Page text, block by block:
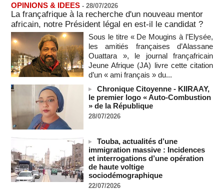
dans la province de Kerman
06/08/2026 -
Cédéao : le PAPS veut renforcer son efficacité opérationnelle
06/08/2026 -
L'armée nigériane obtient une hausse salariale historique
06/08/2026 -
Au Nigeria, plus de 300 victimes d’enlèvements ont été
libérées
06/08/2026 -
Au Nigeria, plus de 300 victimes d’enlèvements ont été
libérées
06/08/2026 -
Soutenir l’intégrité de l’information à Sao Tomé-et-Principe à
l’approche des élections
06/08/2026 -
Taïwan bloque un pont stratégique lors de la simulation d'une
OPINIONS & IDEES - 28/07/2026
La françafrique à la recherche d'un nouveau mentor
africain, notre Président légal en est-il le candidat ?
Sous le titre « De Mougins à l’Elysée,
les amitiés françaises d’Alassane
Ouattara », le journal françafricain
Jeune Afrique (JA) livre cette citation
d’un « ami français » du...
Chronique Citoyenne - KIIRAAY,
le premier logo « Auto-Combustion
» de la République
28/07/2026
Touba, actualités d’une
immigration massive : Incidences
et interrogations d’une opération
de haute voltige
sociodémographique
22/07/2026